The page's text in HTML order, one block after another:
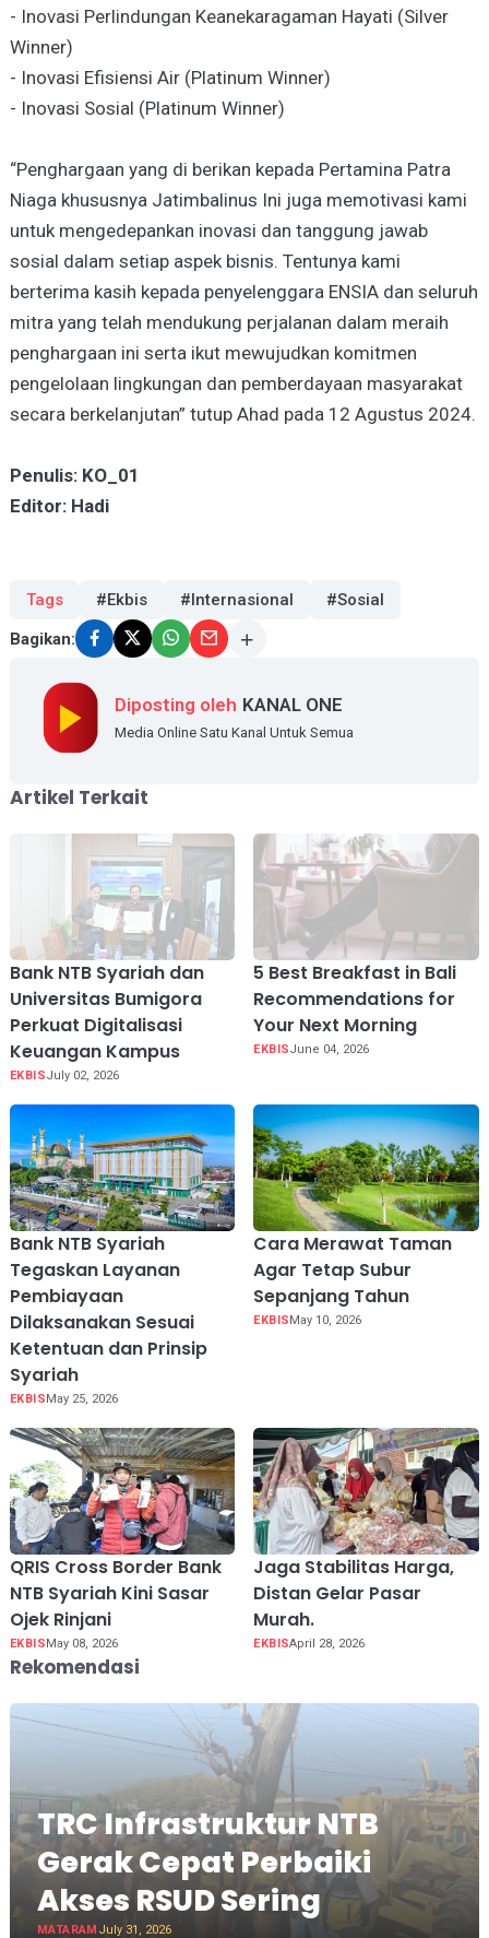
- Inovasi Perlindungan Keanekaragaman Hayati (Silver
Winner)
- Inovasi Efisiensi Air (Platinum Winner)
- Inovasi Sosial (Platinum Winner)
“Penghargaan yang di berikan kepada Pertamina Patra
Niaga khususnya Jatimbalinus Ini juga memotivasi kami
untuk mengedepankan inovasi dan tanggung jawab
sosial dalam setiap aspek bisnis. Tentunya kami
berterima kasih kepada penyelenggara ENSIA dan seluruh
mitra yang telah mendukung perjalanan dalam meraih
penghargaan ini serta ikut mewujudkan komitmen
pengelolaan lingkungan dan pemberdayaan masyarakat
secara berkelanjutan” tutup Ahad pada 12 Agustus 2024.
Penulis: KO_01
Editor: Hadi
Tags #Ekbis #Internasional #Sosial
Bagikan:
Diposting oleh KANAL ONE
Media Online Satu Kanal Untuk Semua
Artikel Terkait
Bank NTB Syariah dan
Universitas Bumigora
Perkuat Digitalisasi
Keuangan Kampus
EKBISJuly 02, 2026
5 Best Breakfast in Bali
Recommendations for
Your Next Morning
EKBISJune 04, 2026
Bank NTB Syariah
Tegaskan Layanan
Pembiayaan
Dilaksanakan Sesuai
Ketentuan dan Prinsip
Syariah
EKBISMay 25, 2026
Cara Merawat Taman
Agar Tetap Subur
Sepanjang Tahun
EKBISMay 10, 2026
QRIS Cross Border Bank
NTB Syariah Kini Sasar
Ojek Rinjani
EKBISMay 08, 2026
Jaga Stabilitas Harga,
Distan Gelar Pasar
Murah.
EKBISApril 28, 2026
Rekomendasi
TRC Infrastruktur NTB
Gerak Cepat Perbaiki
Akses RSUD Sering
MATARAM July 31, 2026